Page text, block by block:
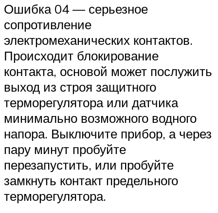
Ошибка 04 — серьезное
сопротивление
электромеханических контактов.
Происходит блокирование
контакта, основой может послужить
выход из строя защитного
терморегулятора или датчика
минимально возможного водного
напора. Выключите прибор, а через
пару минут пробуйте
перезапустить, или пробуйте
замкнуть контакт предельного
терморегулятора.